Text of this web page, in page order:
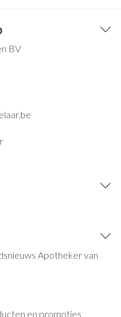
BV
Apotheker van
en promoties